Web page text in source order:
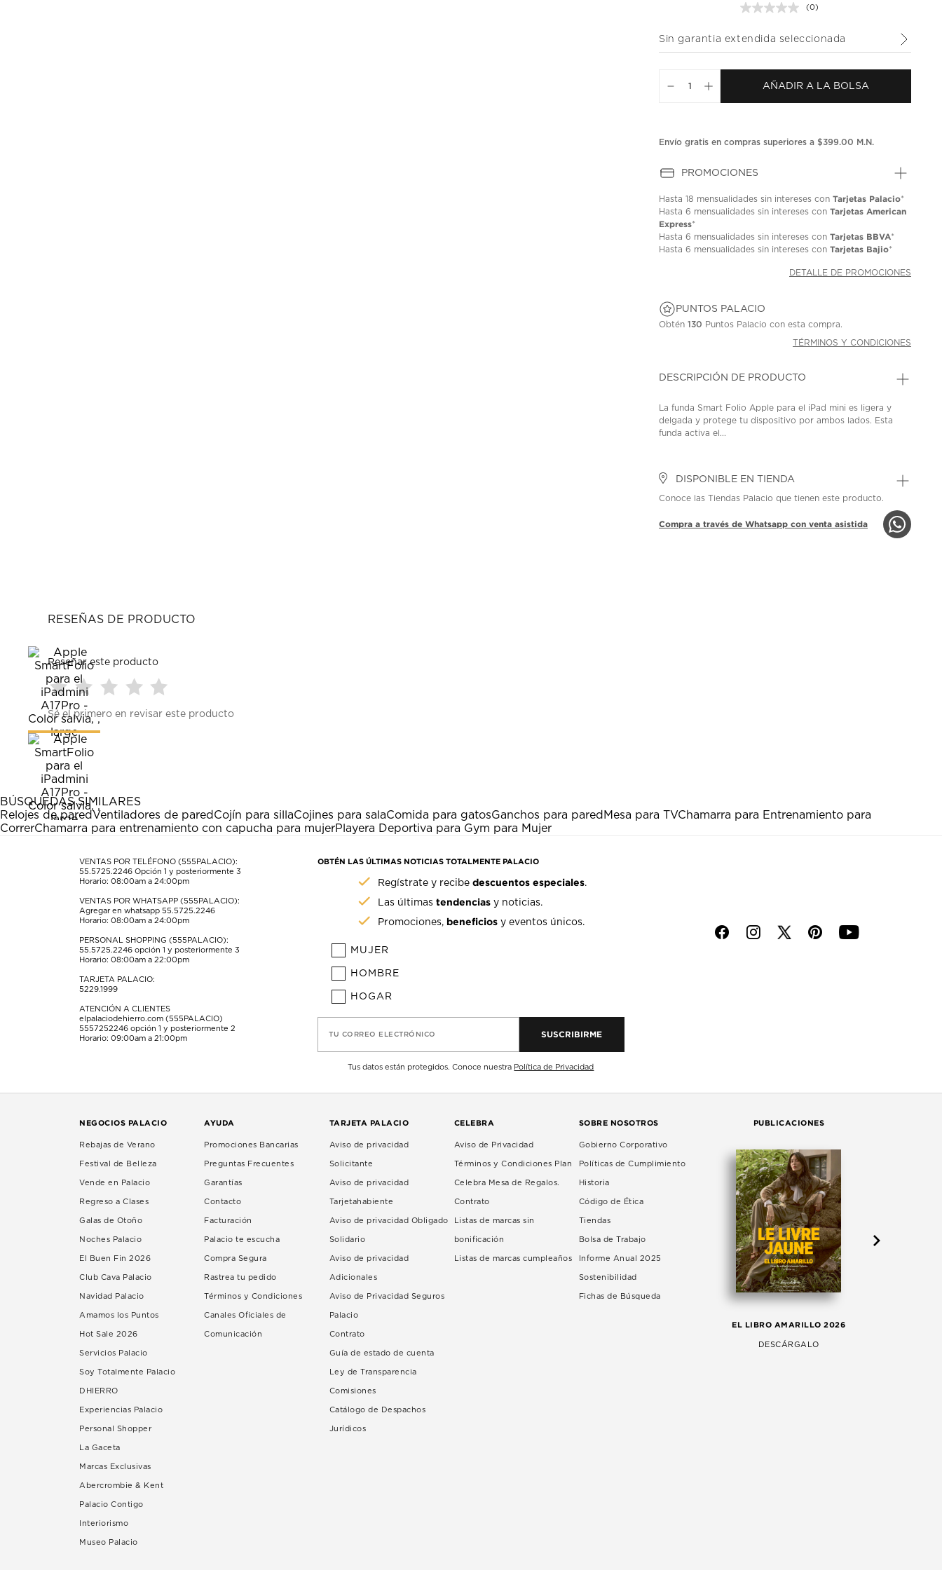
Sin
Enlace
misma
página.
(0)
Sin garantia extendida seleccionada
AÑADIR A LA BOLSA
Envío gratis en compras superiores a $399.00 M.N.
PROMOCIONES
Hasta18 mensualidades sin intereses conTarjetas Palacio*
Hasta6 mensualidades sin intereses conTarjetas American
Express*
Hasta6 mensualidades sin intereses conTarjetas BBVA*
Hasta6 mensualidades sin intereses conTarjetas Bajio*
DETALLE DE PROMOCIONES
PUNTOS PALACIO
Obtén130 Puntos Palacio con esta compra.
TÉRMINOS Y CONDICIONES
DESCRIPCIÓN DE PRODUCTO
La funda Smart Folio Apple para el iPad mini es ligera y
delgada y protege tu dispositivo por ambos lados. Esta
funda activa el...
DISPONIBLE EN TIENDA
Conoce las Tiendas Palacio que tienen este producto.
Compra a través de Whatsapp con venta asistida
RESEÑAS DE PRODUCTO
Reseñar este producto
Seleccionar
para
calificar
el
artículo
con
1
estrella
Esta
acción
abrirá
formulario
Seleccionar
para
calificar
el
artículo
con
2
estrellas.
Esta
acción
abrirá
formulario
de
para
calificar
estrellas.
Esta
acción
abrirá
formulario
de
para
estrellas.
Esta
acción
abrirá
formulario
de
para
Esta
acción
abrirá
formulario
de
envío.
Sé el primero en revisar este producto
BÚSQUEDAS SIMILARES
Relojes de pared Ventiladores de pared Cojín para sillaCojines para salaComida para gatosGanchos para pared Mesa para TVChamarra para Entrenamiento para
CorrerChamarra para entrenamiento con capucha para mujerPlayera Deportiva para Gym para Mujer
VENTAS POR TELÉFONO (555PALACIO):
55.5725.2246 Opción 1 y posteriormente 3
Horario: 08:00am a 24:00pm
VENTAS POR WHATSAPP (555PALACIO):
Agregar en whatsapp 55.5725.2246
Horario: 08:00am a 24:00pm
PERSONAL SHOPPING (555PALACIO):
55.5725.2246 opción 1 y posteriormente 3
Horario: 08:00am a 22:00pm
TARJETA PALACIO:
5229.1999
ATENCIÓN A CLIENTES
elpalaciodehierro.com (555PALACIO)
5557252246 opción 1 y posteriormente 2
Horario: 09:00am a 21:00pm
OBTÉN LAS ÚLTIMAS NOTICIAS TOTALMENTE PALACIO
Regístrate y recibedescuentos especiales.
Las últimastendencias y noticias.
Promociones, beneficios y eventos únicos.
MUJER
HOMBRE
HOGAR
TU CORREO ELECTRÓNICO SUSCRIBIRME
Tus datos están protegidos. Conoce nuestra Política de Privacidad
f i p y
NEGOCIOS PALACIO
Rebajas de Verano
Festival de Belleza
Vende en Palacio
Regreso a Clases
Galas de Otoño
Noches Palacio
El Buen Fin 2026
Club Cava Palacio
Navidad Palacio
Amamos los Puntos
Hot Sale 2026
Servicios Palacio
Soy Totalmente Palacio
DHIERRO
Experiencias Palacio
Personal Shopper
La Gaceta
Marcas Exclusivas
Abercrombie & Kent
Palacio Contigo
Interiorismo
Museo Palacio
AYUDA
Promociones Bancarias
Preguntas Frecuentes
Garantías
Contacto
Facturación
Palacio te escucha
Compra Segura
Rastrea tu pedido
Términos y Condiciones
Canales Oficiales de
Comunicación
TARJETA PALACIO
Aviso de privacidad
Solicitante
Aviso de privacidad
Tarjetahabiente
Aviso de privacidad Obligado
Solidario
Aviso de privacidad
Adicionales
Aviso de Privacidad Seguros
Palacio
Contrato
Guía de estado de cuenta
Ley de Transparencia
Comisiones
Catálogo de Despachos
Jurídicos
CELEBRA
Aviso de Privacidad
Términos y Condiciones Plan
Celebra Mesa de Regalos.
Contrato
Listas de marcas sin
bonificación
Listas de marcas cumpleaños
SOBRE NOSOTROS
Gobierno Corporativo
Políticas de Cumplimiento
Historia
Código de Ética
Tiendas
Bolsa de Trabajo
Informe Anual 2025
Sostenibilidad
Fichas de Búsqueda
PUBLICACIONES
EL LIBRO AMARILLO 2026
DESCÁRGALO